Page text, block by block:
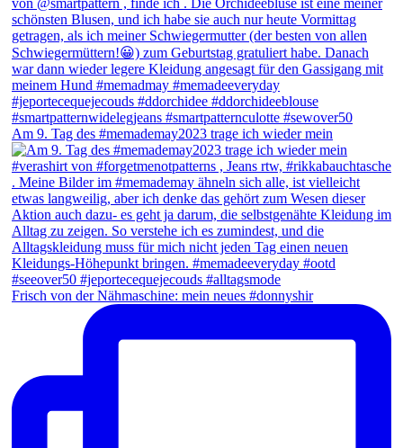
Am 9. Tag des #memademay2023 trage ich wieder mein
Frisch von der Nähmaschine: mein neues #donnyshir